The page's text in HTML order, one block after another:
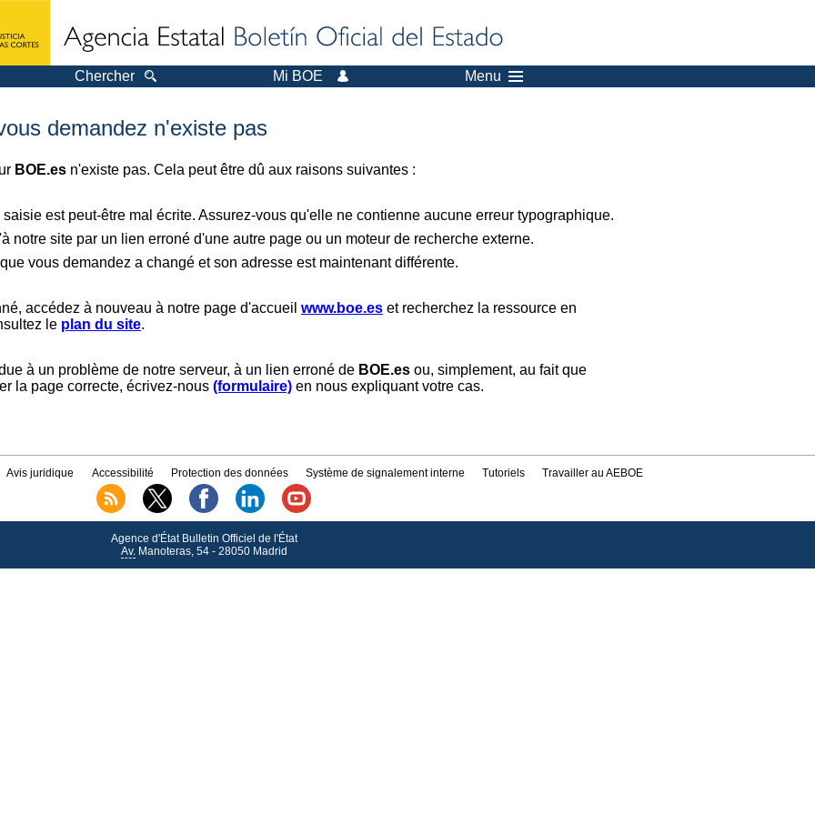
Chercher Mi BOE Menu
demandez n'existe pas
BOE.es n'existe pas. Cela peut être dû aux raisons suivantes :
est peut-être mal écrite. Assurez-vous qu'elle ne contienne aucune erreur typographique.
notre site par un lien erroné d'une autre page ou un moteur de recherche externe.
vous demandez a changé et son adresse est maintenant différente.
accédez à nouveau à notre page d'accueil www.boe.es et recherchez la ressource en
le plan du site.
à un problème de notre serveur, à un lien erroné de BOE.es ou, simplement, au fait que
la page correcte, écrivez-nous (formulaire) en nous expliquant votre cas.
Avis juridique Accessibilité Protection des données Système de signalement interne Tutoriels Travailler au AEBOE
Agence d'État Bulletin Officiel de l'État
Av.Manoteras, 54 - 28050 Madrid